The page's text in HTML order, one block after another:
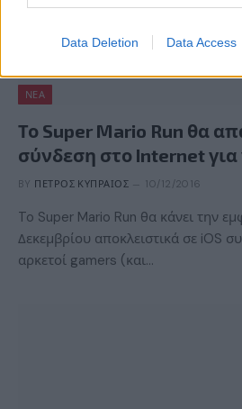
Data Deletion Data Access
ΝΈΑ
Το Super Mario Run θα
σύνδεση στο Internet για
BY ΠΈΤΡΟΣ ΚΥΠΡΑΊΟΣ 10/12/2016
To Super Mario Run θα κάνει την
Δεκεμβρίου αποκλειστικά σε iOS
αρκετοί gamers (και…